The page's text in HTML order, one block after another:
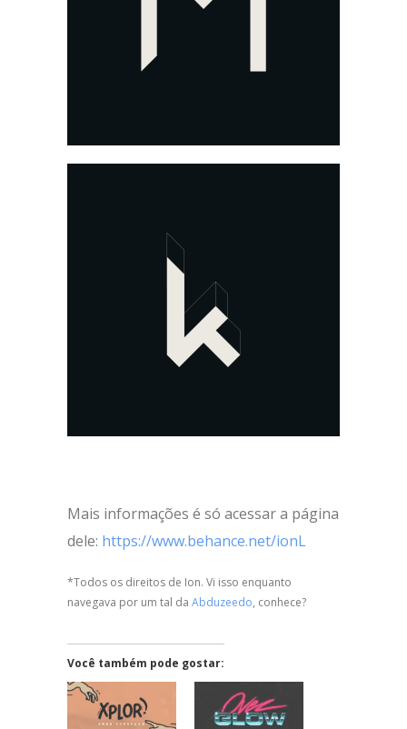
Mais informações é só acessar a página
dele: https://www.behance.net/ionL
*Todos os direitos de Ion. Vi isso enquanto
navegava por um tal da Abduzeedo, conhece?
Você também pode gostar: